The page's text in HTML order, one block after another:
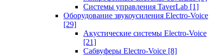
Системы управления TaverLab [1]
Оборудование звукоусиления Electro-Voice
[29]
Акустические системы Electro-Voice
[21]
Сабвуферы Electro-Voice [8]